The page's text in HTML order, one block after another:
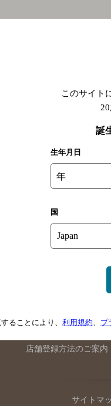
埼玉県のバー検索
索
店舗登録方法のご案内
サイトマ
このサイト
誕
生年月日
年
国
ることにより、 利用規約、 プ